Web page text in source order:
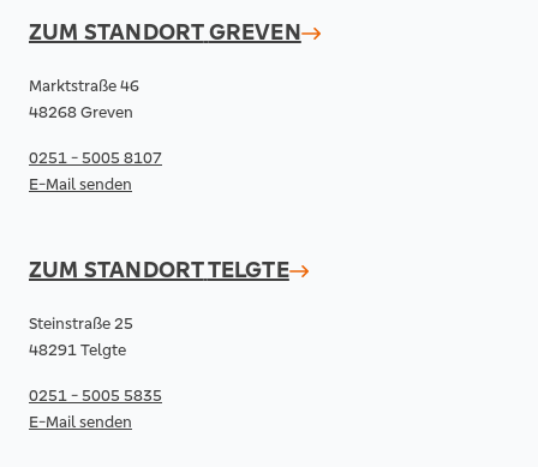
ZUM STANDORTGREVEN
Marktstraße 46
48268 Greven
0251 - 5005 8107
E-Mail senden
ZUM STANDORTTELGTE
Steinstraße 25
48291 Telgte
0251 - 5005 5835
E-Mail senden